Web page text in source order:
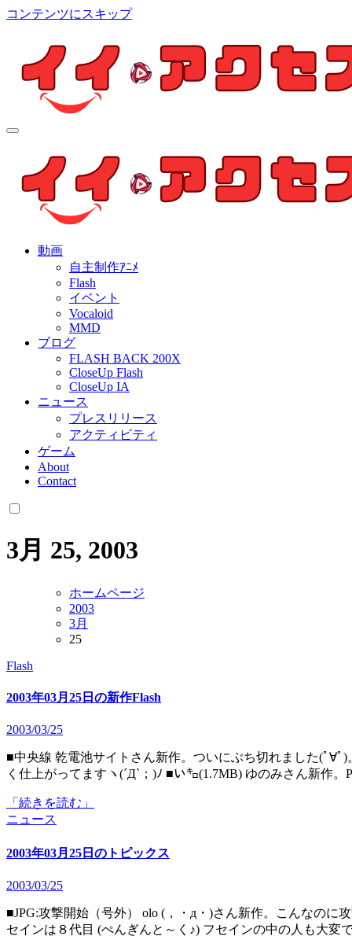
コンテンツにスキップ
個人制作アニメを中心とした動画紹介ブログ
動画
自主制作ｱﾆﾒ
Flash
イベント
Vocaloid
MMD
ブログ
FLASH BACK 200X
CloseUp Flash
CloseUp IA
ニュース
プレスリリース
アクティビティ
ゲーム
About
Contact
3月 25, 2003
ホームページ
2003
3月
25
Flash
2003年03月25日の新作Flash
2003/03/25
■中央線 乾電池サイトさん新作。ついにぶち切れました(ﾟ∀ﾟ)。 ■イマノウチPV Fらっしゅさん新作。なかなかテンポ良
く仕上がってますヽ(´Д`；)ﾉ ■い㌔(1.7MB) ゆのみさん新作。
「続きを読む」
ニュース
2003年03月25日のトピックス
2003/03/25
■JPG:攻撃開始（号外） olo (，・д・)さん新作。こんなのに攻撃されたらお口の中がたまりません（ｗ。 ■JPG:現在フ
セインは８代目 (ぺんぎんと～く♪) フセインの中の人も大変